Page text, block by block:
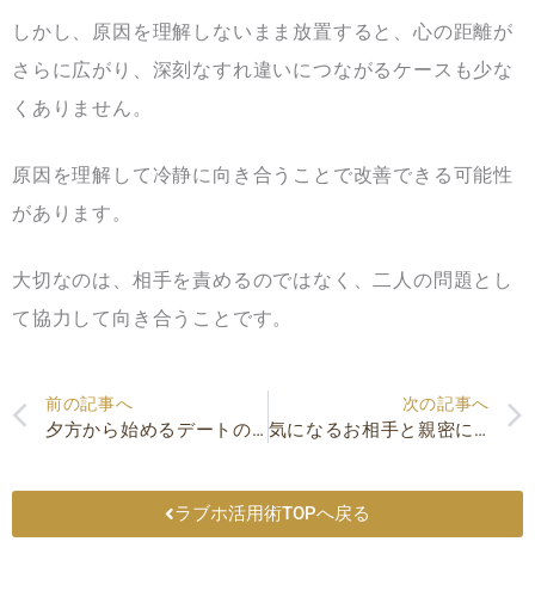
しかし、原因を理解しないまま放置すると、心の距離が
さらに広がり、深刻なすれ違いにつながるケースも少な
くありません。
原因を理解して冷静に向き合うことで改善できる可能性
があります。
大切なのは、相手を責めるのではなく、二人の問題とし
て協力して向き合うことです。
Prev
前の記事へ
夕方から始めるデートの魅力とは？事前準備のポイントや王道プランを紹介！
次の記事へ
気になるお相手と親密に！夜の誘い方をスマートに成功させる！
ラブホ活用術TOPへ戻る